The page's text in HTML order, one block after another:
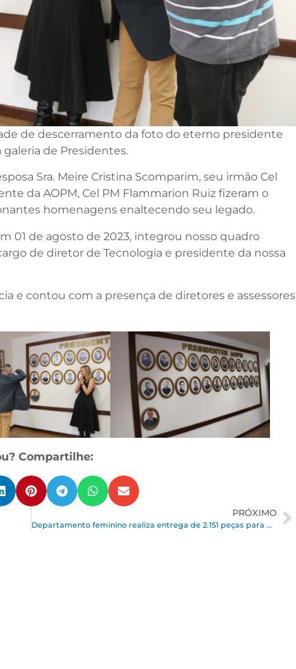
de descerramento da foto do eterno presidente
galeria de Presidentes.
Sra. Meire Cristina Scomparim, seu irmão Cel
da AOPM, Cel PM Flammarion Ruiz fizeram o
homenagens enaltecendo seu legado.
01 de agosto de 2023, integrou nosso quadro
de diretor de Tecnologia e presidente da nossa
e contou com a presença de diretores e assessores
Compartilhe:
PRÓXIMO
Departamento feminino realiza entrega de 2.151 peças para doação